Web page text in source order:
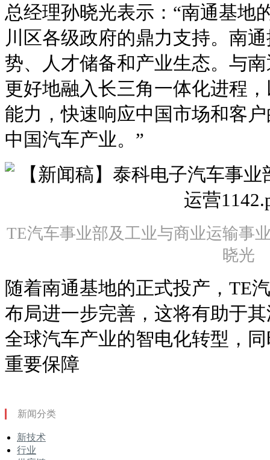
总经理孙晓光表示：“南通基地
川区各级政府的鼎力支持。南
势、人才储备和产业生态。与
更好地融入长三角一体化进程
能力，快速响应中国市场和客
中国汽车产业。”
TE汽车事业部及工业与商业运输事
晓光
随着南通基地的正式投产，TE
布局进一步完善，这将有助于
全球汽车产业的智电化转型，
重要保障
新闻分类
新技术
行业